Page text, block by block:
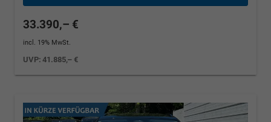
33.390,– €
incl. 19% MwSt.
UVP:41.885,– €